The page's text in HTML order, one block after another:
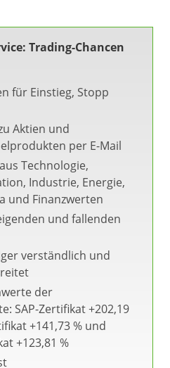
Trading-Chancen
für Einstieg, Stopp
Aktien und
per E-Mail
Technologie,
Industrie, Energie,
und Finanzwerten
und fallenden
verständlich und
der
SAP-Zertifikat +202,19
+141,73 % und
+123,81 %